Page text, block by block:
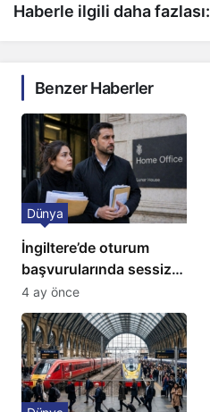
Haberle ilgili daha fazlası:
Benzer Haberler
İngiltere’de oturum
başvurularında sessiz
kriz: Büyükelçilikten
açıklama!
Dünya
4 ay önce